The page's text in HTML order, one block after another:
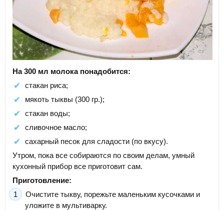
На 300 мл молока понадобится:
стакан риса;
мякоть тыквы (300 гр.);
стакан воды;
сливочное масло;
сахарный песок для сладости (по вкусу).
Утром, пока все собираются по своим делам, умный
кухонный прибор все приготовит сам.
Приготовление:
Очистите тыкву, порежьте маленьким кусочками и
уложите в мультиварку.